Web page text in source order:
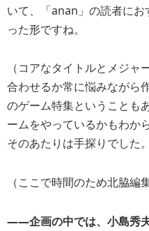
いて、「anan」の読者に
った形ですね。
（コアなタイトルとメジ
合わせるか常に悩みながら
のゲーム特集ということも
ームをやっているかもわか
そのあたりは手探りでした。
（ここで時間のため北脇編
――企画の中では、小島秀